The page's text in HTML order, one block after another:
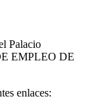
Palacio
EMPLEO DE
enlaces: